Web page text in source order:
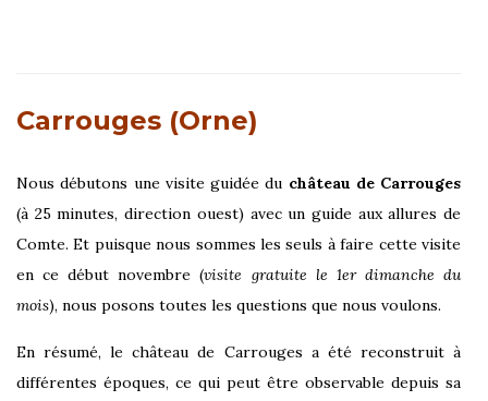
Carrouges (Orne)
Nous débutons une visite guidée du château de Carrouges
(à 25 minutes, direction ouest) avec un guide aux allures de
Comte. Et puisque nous sommes les seuls à faire cette visite
en ce début novembre (visite gratuite le 1er dimanche du
mois), nous posons toutes les questions que nous voulons.
En résumé, le château de Carrouges a été reconstruit à
différentes époques, ce qui peut être observable depuis sa